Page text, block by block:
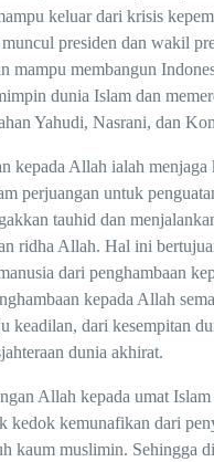
keluar dari krisis
presiden dan wakil
mampu membangun
dunia Islam dan
Yahudi, Nasrani, dan
kepada Allah ialah menjaga
perjuangan untuk
tauhid dan
ridha Allah. Hal ini
dari penghambaan
kepada Allah
keadilan, dari kesempitan
dunia akhirat.
Allah kepada umat Islam
kedok kemunafikan dari
kaum muslimin. Sehingga